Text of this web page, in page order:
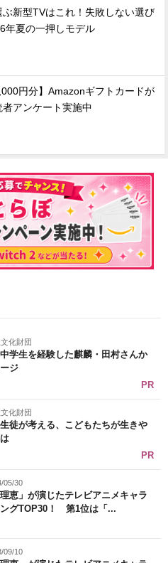
ぶ新型TVはこれ！失敗しない選び
年夏の一押しモデル
円分】Amazonギフトカードが
者アンケート実施中
化財団
学生を経験した麒麟・田村さんか
ジ
PR
化財団
徒が考える、こどもたちが生きや
PR
05/30
恵」が演じたテレビアニメキャラ
グTOP30！ 第1位は「...
09/10